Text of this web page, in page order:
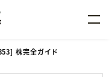
株完全ガイド